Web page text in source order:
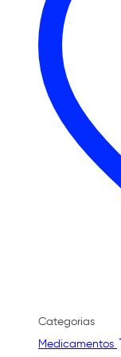
Categorias
Medicamentos